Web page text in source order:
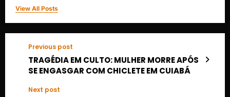
View All Posts
Previous post
TRAGÉDIA EM CULTO: MULHER MORRE APÓS
SE ENGASGAR COM CHICLETE EM CUIABÁ
Next post